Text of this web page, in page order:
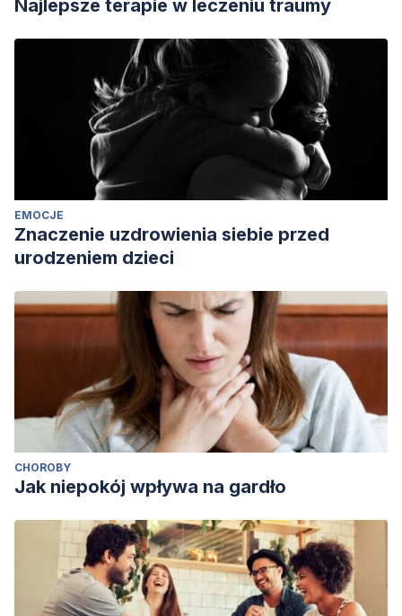
Najlepsze terapie w leczeniu traumy
EMOCJE
Znaczenie uzdrowienia siebie przed
urodzeniem dzieci
CHOROBY
Jak niepokój wpływa na gardło